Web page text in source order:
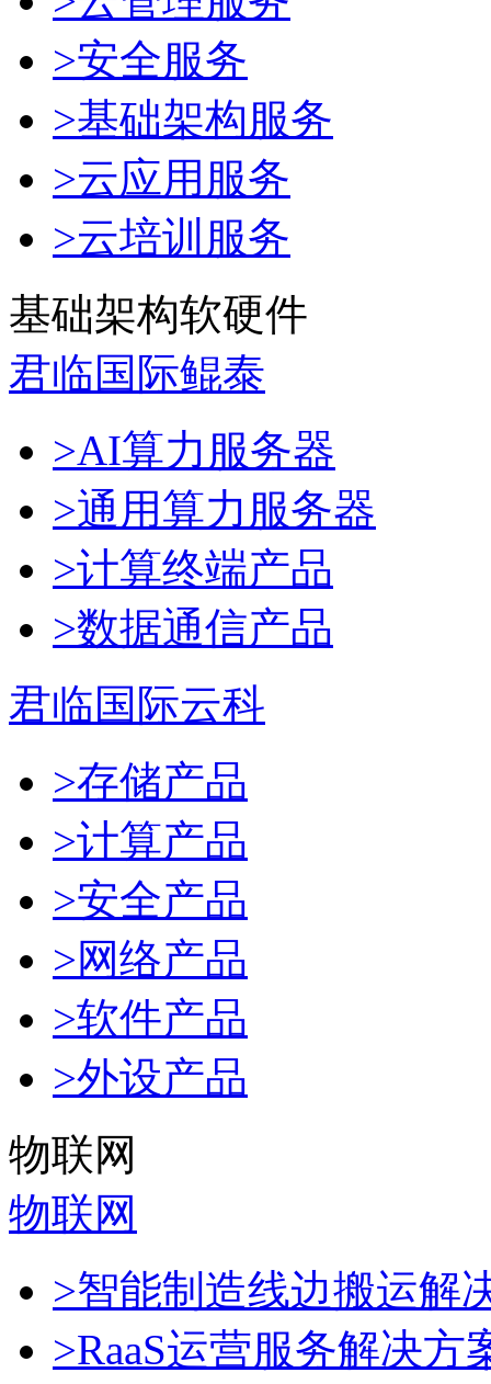
>安全服务
>基础架构服务
>云应用服务
>云培训服务
基础架构软硬件
君临国际鲲泰
>AI算力服务器
>通用算力服务器
>计算终端产品
>数据通信产品
君临国际云科
>存储产品
>计算产品
>安全产品
>网络产品
>软件产品
>外设产品
物联网
物联网
>智能制造线边搬运解
>RaaS运营服务解决方